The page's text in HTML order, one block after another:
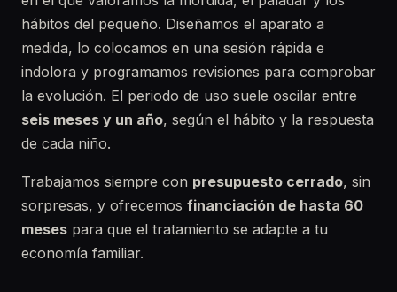
hábitos del pequeño. Diseñamos el aparato a
medida, lo colocamos en una sesión rápida e
indolora y programamos revisiones para comprobar
la evolución. El periodo de uso suele oscilar entre
seis meses y un año, según el hábito y la respuesta
de cada niño.
Trabajamos siempre con presupuesto cerrado, sin
sorpresas, y ofrecemos financiación de hasta 60
meses para que el tratamiento se adapte a tu
economía familiar.